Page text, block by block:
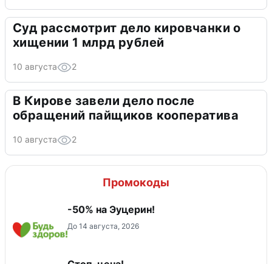
Суд рассмотрит дело кировчанки о
хищении 1 млрд рублей
10 августа 2
В Кирове завели дело после
обращений пайщиков кооператива
10 августа 2
Промокоды
-50% на Эуцерин!
До 14 августа, 2026